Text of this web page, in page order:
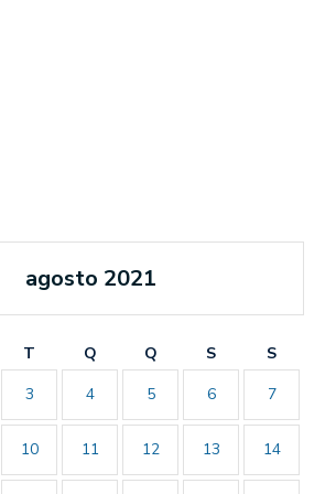
agosto 2021
T Q Q S
S
3 4 5 6 7
10 11 12 13 14